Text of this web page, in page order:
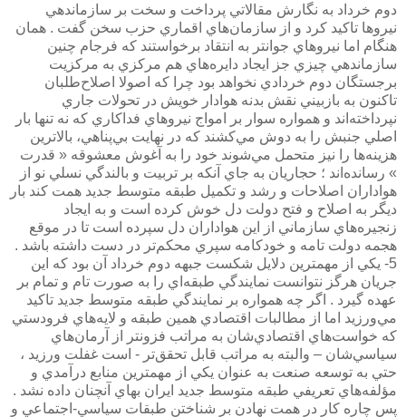
دوم خرداد به نگارش مقالاتي پرداخت و سخت بر سازماندهي
نيروها تاكيد كرد و از سازمان‌هاي اقماري حزب سخن گفت . همان
هنگام اما نيروهاي جوانتر به انتقاد برخواستند كه فرجام چنين
سازماندهي چيزي جز ايجاد دايره‌هاي هم مركزي به مركزيت
برجستگان دوم خردادي نخواهد بود چرا كه اصولا اصلاح‌طلبان
تاكنون به بازبيني نقش بدنه هوادار خويش در تحولات جاري
نپرداخته‌اند و همواره سوار بر امواج نيروهاي فداكاري كه نه تنها بار
اصلي جنبش را به دوش مي‌كشند كه در نهايت بي‌پناهي، بالاترين
هزينه‌ها را نيز متحمل مي‌شوند خود را به آغوش معشوقه « قدرت
» رسانده‌اند ؛ حجاريان به جاي آنكه بر تربيت و بالندگي نسلي نو از
هواداران اصلاحات و رشد و تكميل طبقه متوسط جديد همت كند بار
ديگر به اصلاح و فتح دولت دل خوش كرده است و به ايجاد
زنجيره‌هاي سازماني از اين هواداران دل سپرده‌ است تا در موقع
هجمه دولت تامه و خودكامه سپري محكم‌تر در دست داشته باشد .
5- يكي از مهمترين دلايل شكست جبهه دوم خرداد آن بود كه اين
جريان هرگز نتوانست نمايندگي طبقه‌اي را به صورت تام و تمام بر
عهده گيرد . اگر چه همواره بر نمايندگي طبقه متوسط جديد تاكيد
مي‌ورزيد اما از مطالبات اقتصادي همين طبقه و لايه‌هاي فرودستي
كه خواست‌هاي اقتصادي‌شان به مراتب فزونتر از آرمان‌هاي
سياسي‌شان – والبته به مراتب قابل تحقق‌تر - است غفلت ورزيد ،
حتي به توسعه صنعت به عنوان يكي از مهمترين منابع درآمدي و
مؤلفه‌هاي تعريفي طبقه متوسط جديد ايران بهاي آنچنان داده نشد .
پس چاره كار در همت نهادن بر شناختن طبقات سياسي-اجتماعي و